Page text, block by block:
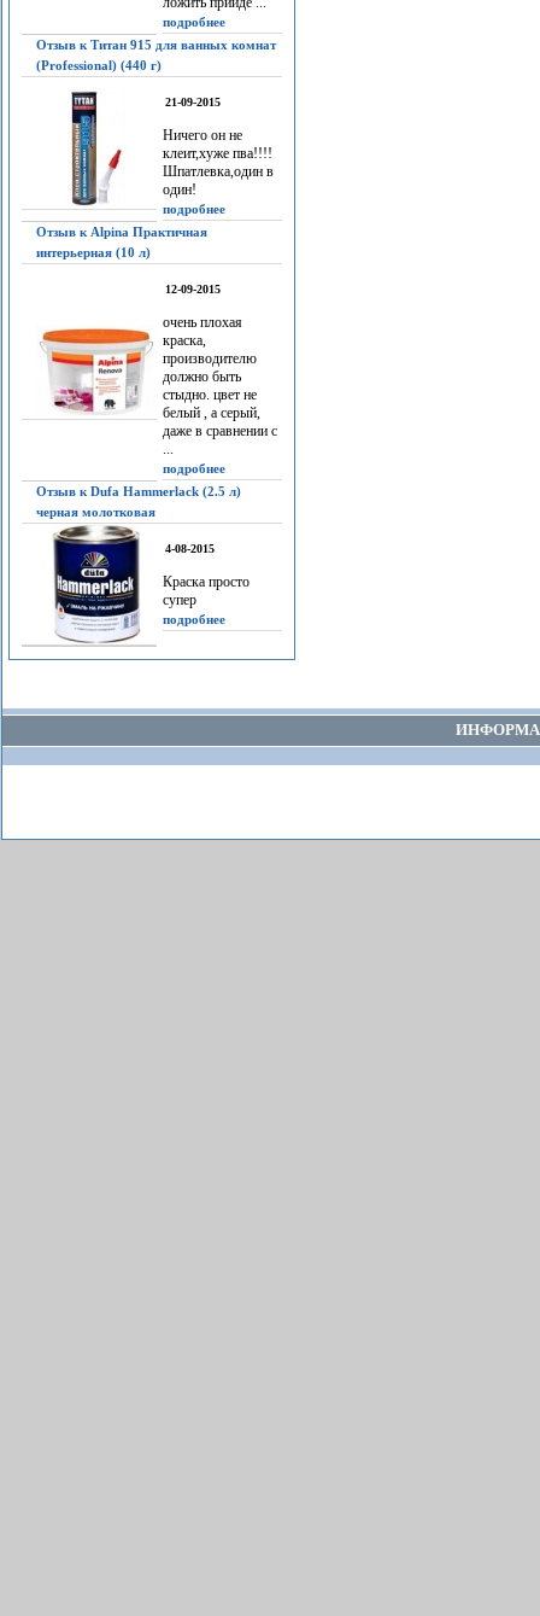
подробнее
Отзыв к Титан 915 для ванных комнат
(Professional) (440 г)
21-09-2015
Ничего он не
клеит,хуже пва!!!!
Шпатлевка,один в
один!
подробнее
Отзыв к Alpina Практичная
интерьерная (10 л)
12-09-2015
очень плохая
краска,
производителю
должно быть
стыдно. цвет не
белый , а серый,
даже в сравнении с
...
подробнее
Отзыв к Dufa Hammerlack (2.5 л)
черная молотковая
4-08-2015
Краска просто
супер
подробнее